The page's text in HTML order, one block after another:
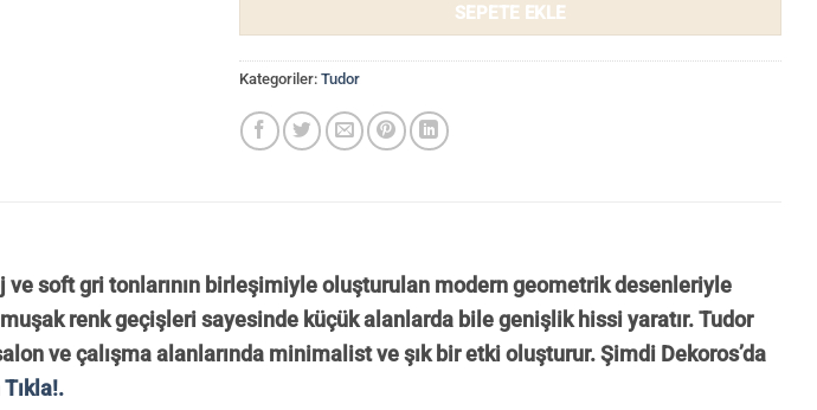
SEPETE EKLE
Kategoriler: Tudor
ve soft gri tonlarının birleşimiyle oluşturulan modern geometrik desenleriyle
renk geçişleri sayesinde küçük alanlarda bile genişlik hissi yaratır. Tudor
ve çalışma alanlarında minimalist ve şık bir etki oluşturur. Şimdi Dekoros’da
Tıkla!.